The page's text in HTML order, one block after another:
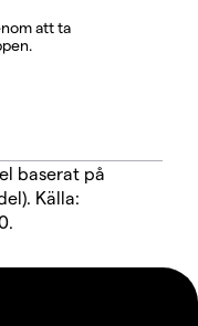
att ta
baserat på
Källa: